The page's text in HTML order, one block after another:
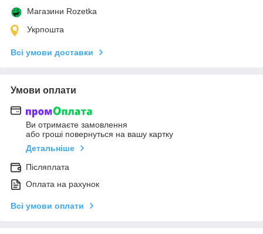
Магазини Rozetka
Укрпошта
Всі умови доставки
Умови оплати
Ви отримаєте замовлення
або гроші повернуться на вашу картку
Детальніше
Післяплата
Оплата на рахунок
Всі умови оплати